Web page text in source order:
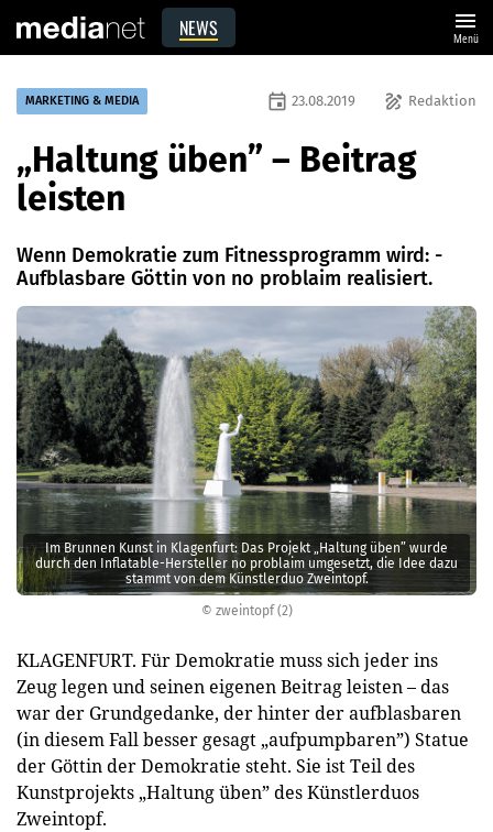
NEWS menu
Menü
© zweintopf (2)
Im Brunnen Kunst in Klagenfurt: Das Projekt „Haltung üben” wurde
durch den Inflatable-Hersteller no problaim umgesetzt, die Idee dazu
stammt von dem Künstlerduo Zweintopf.
MARKETING & MEDIA draw Redaktion
event 23.08.2019
„Haltung üben” – Beitrag
leisten
Wenn Demokratie zum Fitnessprogramm wird: ­
Aufblasbare Göttin von no problaim realisiert.
KLAGENFURT. Für Demokratie muss sich jeder ins
Zeug legen und seinen eigenen Beitrag leisten – das
war der Grundgedanke, der hinter der aufblasbaren
(in diesem Fall besser gesagt „aufpumpbaren”) Statue
der Göttin der Demokratie steht. Sie ist Teil des
Kunstprojekts „Haltung üben” des Künstlerduos
Zweintopf.